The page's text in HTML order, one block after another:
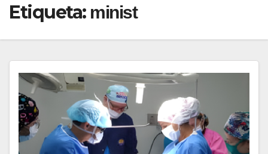
Etiqueta: minist